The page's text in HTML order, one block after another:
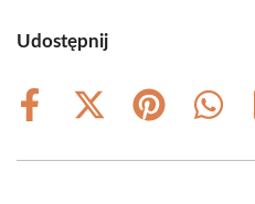
Udostępnij
Share
Share
(Twitter)
Share
Share